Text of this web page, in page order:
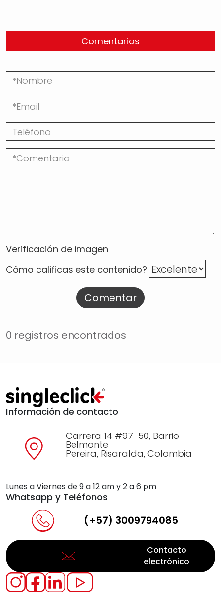
Comentarios
Verificación de imagen
Cómo calificas este contenido?
Comentar
0 registros encontrados
Información de contacto
Carrera 14 #97-50, Barrio
Belmonte
Pereira, Risaralda, Colombia
Lunes a Viernes de 9 a 12 am y 2 a 6 pm
Whatsapp y Teléfonos
(+57) 3009794085
Contacto
electrónico